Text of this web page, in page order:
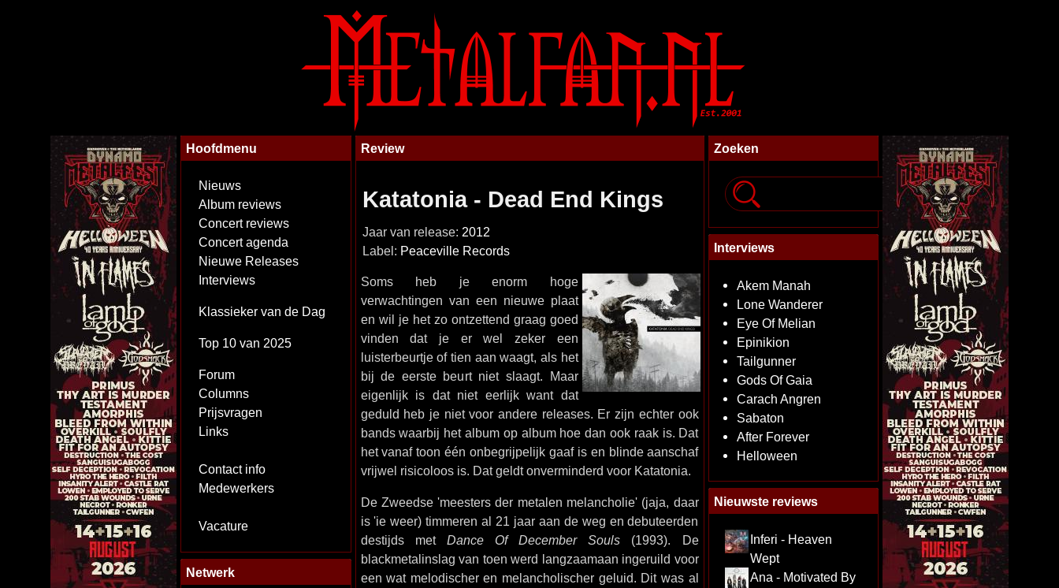
Hoofdmenu
Nieuws
Album reviews
Concert reviews
Concert agenda
Nieuwe Releases
Interviews
Klassieker van de Dag
Top 10 van 2025
Forum
Columns
Prijsvragen
Links
Contact info
Medewerkers
Vacature
Netwerk
Review
Katatonia - Dead End Kings
Jaar van release: 2012
Label: Peaceville Records
Soms heb je enorm hoge
verwachtingen van een nieuwe plaat
en wil je het zo ontzettend graag goed
vinden dat je er wel zeker een
luisterbeurtje of tien aan waagt, als het
bij de eerste beurt niet slaagt. Maar
eigenlijk is dat niet eerlijk want dat
geduld heb je niet voor andere releases. Er zijn echter ook
bands waarbij het album op album hoe dan ook raak is. Dat
het vanaf toon één onbegrijpelijk gaaf is en blinde aanschaf
vrijwel risicoloos is. Dat geldt onverminderd voor Katatonia.
De Zweedse 'meesters der metalen melancholie' (jaja, daar
is 'ie weer) timmeren al 21 jaar aan de weg en debuteerden
destijds met Dance Of December Souls (1993). De
blackmetalinslag van toen werd langzaamaan ingeruild voor
een wat melodischer en melancholischer geluid. Dit was al
Zoeken
Interviews
Akem Manah
Lone Wanderer
Eye Of Melian
Epinikion
Tailgunner
Gods Of Gaia
Carach Angren
Sabaton
After Forever
Helloween
Nieuwste reviews
Inferi - Heaven
Wept
Ana - Motivated By